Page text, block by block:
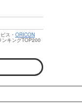
ス・ ORICON
ンキングTOP200